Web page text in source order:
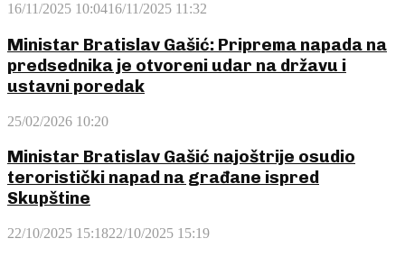
16/11/2025 10:0416/11/2025 11:32
Ministar Bratislav Gašić: Priprema napada na
predsednika je otvoreni udar na državu i
ustavni poredak
25/02/2026 10:20
Ministar Bratislav Gašić najoštrije osudio
teroristički napad na građane ispred
Skupštine
22/10/2025 15:1822/10/2025 15:19